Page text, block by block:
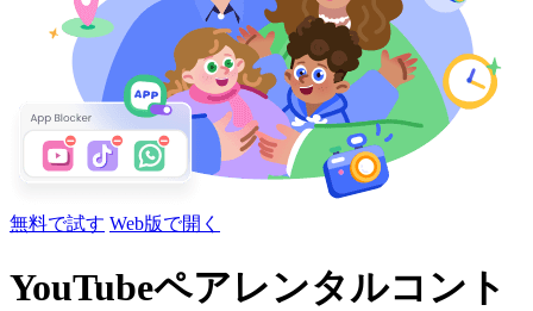
無料で試す Web版で開く
YouTubeペアレンタルコント